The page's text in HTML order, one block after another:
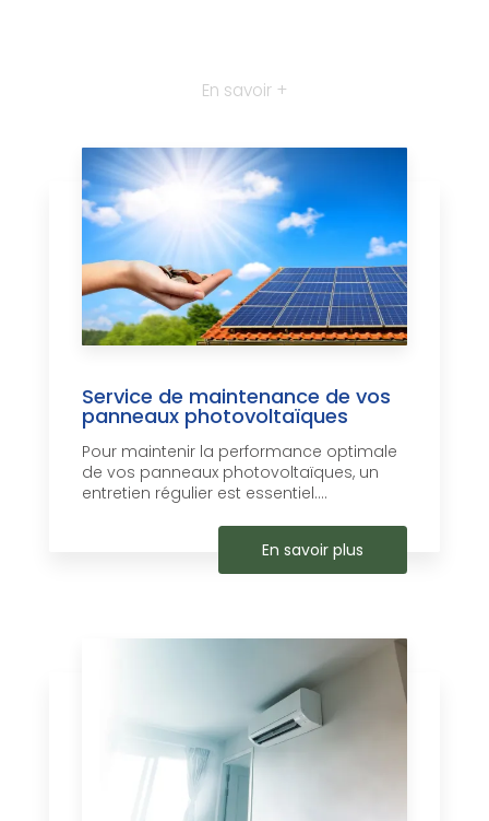
En savoir +
Service de maintenance de vos
panneaux photovoltaïques
Pour maintenir la performance optimale
de vos panneaux photovoltaïques, un
entretien régulier est essentiel....
En savoir plus